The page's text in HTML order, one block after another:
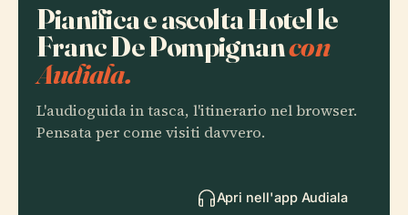
Pianifica e ascolta Hotel le
Franc De Pompignancon
Audiala.
L'audioguida in tasca, l'itinerario nel browser.
Pensata per come visiti davvero.
Apri nell'app Audiala